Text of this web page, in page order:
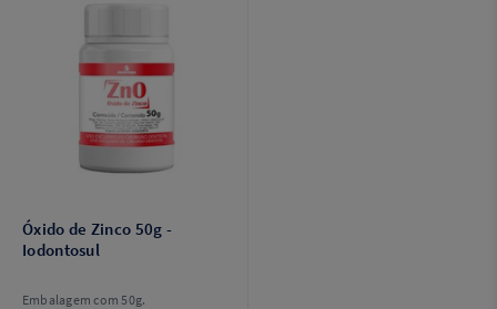
Óxido de Zinco 50g -
Iodontosul
Embalagem com 50g.